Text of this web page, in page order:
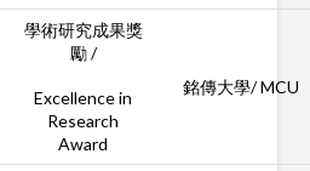
學術研究成果獎
勵 /
Excellence in
Research
Award
銘傳大學/ MCU